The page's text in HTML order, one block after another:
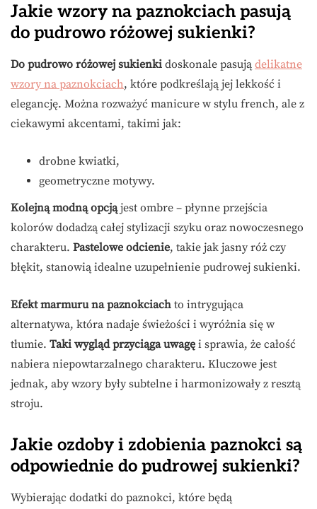
Jakie wzory na paznokciach pasują
do pudrowo różowej sukienki?
Do pudrowo różowej sukienki doskonale pasują delikatne
wzory na paznokciach, które podkreślają jej lekkość i
elegancję. Można rozważyć manicure w stylu french, ale z
ciekawymi akcentami, takimi jak:
drobne kwiatki,
geometryczne motywy.
Kolejną modną opcjąjest ombre – płynne przejścia
kolorów dodadzą całej stylizacji szyku oraz nowoczesnego
charakteru. Pastelowe odcienie, takie jak jasny róż czy
błękit, stanowią idealne uzupełnienie pudrowej sukienki.
Efekt marmuru na paznokciach to intrygująca
alternatywa, która nadaje świeżości i wyróżnia się w
tłumie. Taki wygląd przyciąga uwagę i sprawia, że całość
nabiera niepowtarzalnego charakteru. Kluczowe jest
jednak, aby wzory były subtelne i harmonizowały z resztą
stroju.
Jakie ozdoby i zdobienia paznokci są
odpowiednie do pudrowej sukienki?
Wybierając dodatki do paznokci, które będą